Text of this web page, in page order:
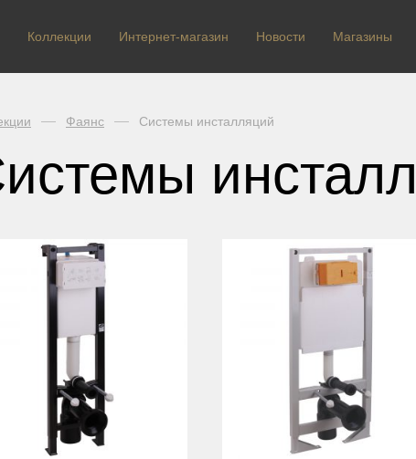
Коллекции Интернет-магазин Новости Магазины
Фаянс Системы инсталляций